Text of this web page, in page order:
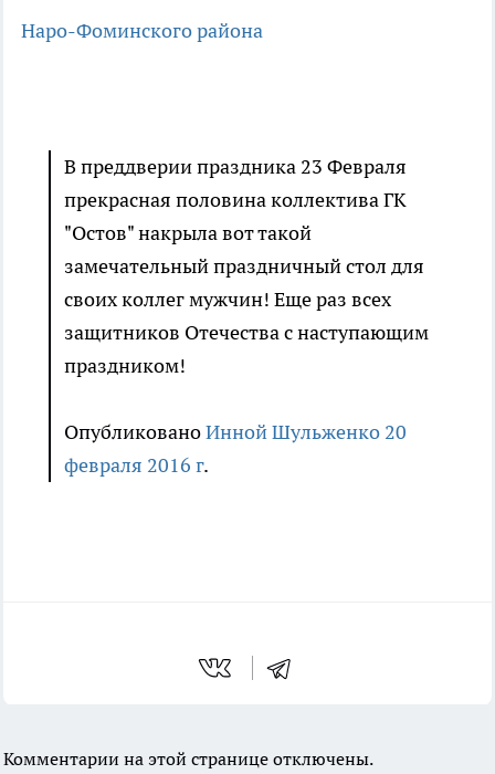
Наро-Фоминского района
В преддверии праздника 23 Февраля
прекрасная половина коллектива ГК
"Остов" накрыла вот такой
замечательный праздничный стол для
своих коллег мужчин! Еще раз всех
защитников Отечества с наступающим
праздником!
ОпубликованоИнной Шульженко 20
февраля 2016 г.
Комментарии на этой странице отключены.